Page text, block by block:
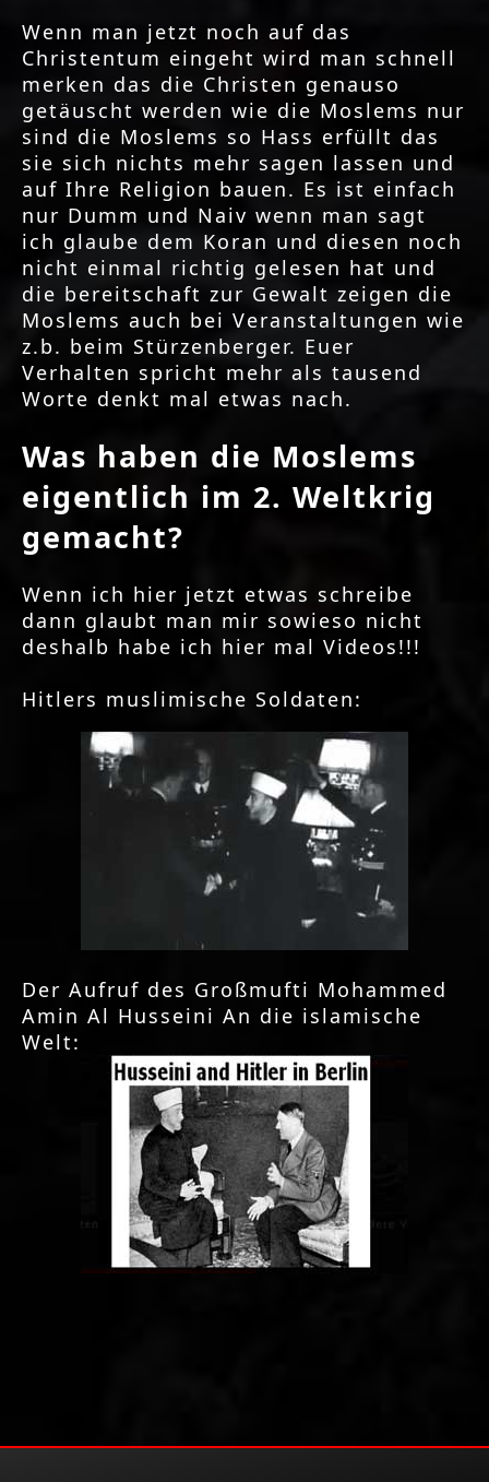
Wenn man jetzt noch auf das
Christentum eingeht wird man schnell
merken das die Christen genauso
getäuscht werden wie die Moslems nur
sind die Moslems so Hass erfüllt das
sie sich nichts mehr sagen lassen und
auf Ihre Religion bauen. Es ist einfach
nur Dumm und Naiv wenn man sagt
ich glaube dem Koran und diesen noch
nicht einmal richtig gelesen hat und
die bereitschaft zur Gewalt zeigen die
Moslems auch bei Veranstaltungen wie
z.b. beim Stürzenberger. Euer
Verhalten spricht mehr als tausend
Worte denkt mal etwas nach.
Was haben die Moslems
eigentlich im 2. Weltkrig
gemacht?
Wenn ich hier jetzt etwas schreibe
dann glaubt man mir sowieso nicht
deshalb habe ich hier mal Videos!!!
Hitlers muslimische Soldaten:
Der Aufruf des Großmufti Mohammed
Amin Al Husseini An die islamische
Welt: